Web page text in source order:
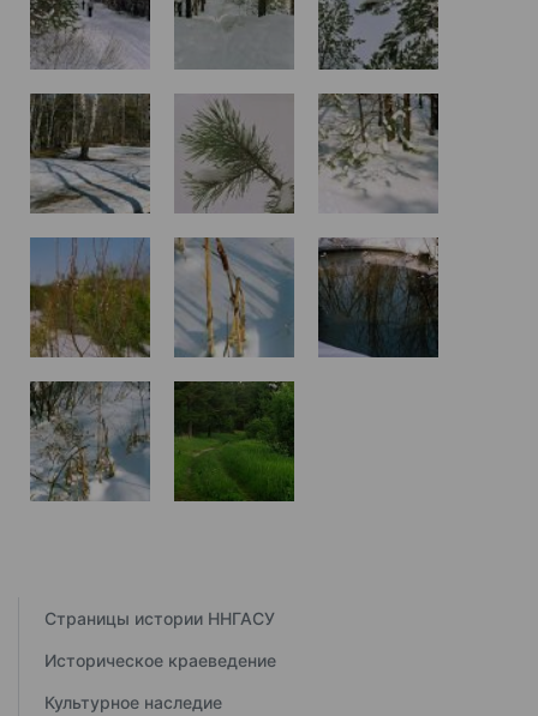
Страницы истории ННГАСУ
Историческое краеведение
Культурное наследие